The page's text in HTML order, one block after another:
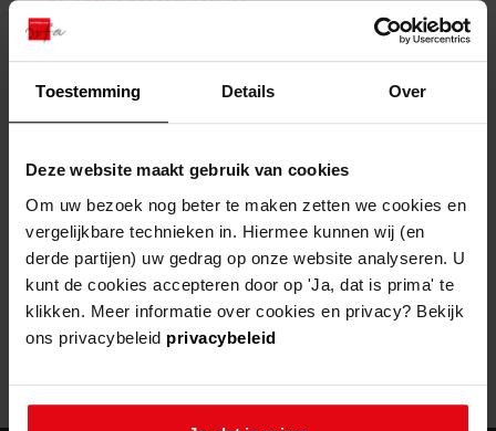
Toestemming Details Over
Deze website maakt gebruik van cookies
Om uw bezoek nog beter te maken zetten we cookies en
vergelijkbare technieken in. Hiermee kunnen wij (en
derde partijen) uw gedrag op onze website analyseren. U
kunt de cookies accepteren door op 'Ja, dat is prima' te
klikken. Meer informatie over cookies en privacy? Bekijk
ons privacybeleid privacybeleid
bouwvergunningen
omgevingsvergunningen
vergunningen
uitleg nodig?
Wij helpen u op weg met een aantal zoektips.
bekijk alle zoektips
Wij helpen u op weg met een aantal zoektips.
bekijk alle zoektips
bekijk ons geschiedenislokaal
advisering en toezicht
beleidsplan
gemeenschappelijke regeling
publiek jaarverslag
steun het archief
U kunt ook Vriend worden en het Westfries
Archief steunen.
meer weten
zoektips
Door een fout tijdens het verwerken van deze pagina is het niet
404- Not Found
Mogelijk kunt u deze pagina niet bezoeken door:
een verouderde bladwijzer/favoriet